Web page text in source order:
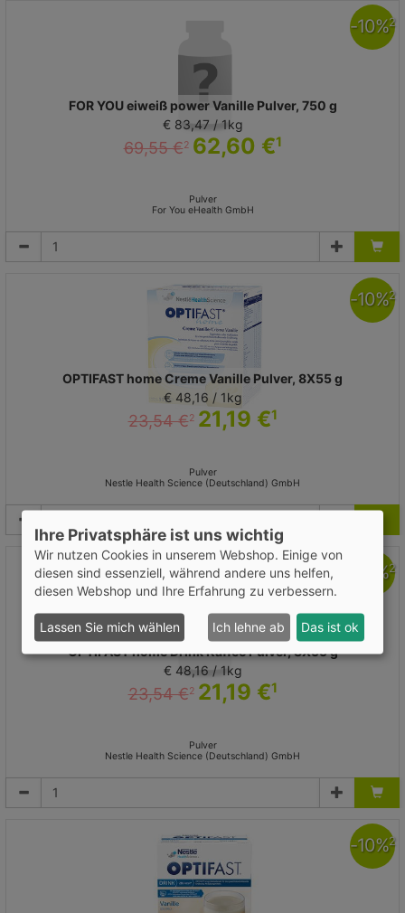
FOR YOU eiweiß power Vanille Pulver, 750 g
€ 83,47 / 1kg
69,55 €2 62,60 €1
Pulver
For You eHealth GmbH
-10%2
OPTIFAST home Creme Vanille Pulver, 8X55 g
€ 48,16 / 1kg
23,54 €2 21,19 €1
Pulver
Nestle Health Science (Deutschland) GmbH
-10%2
OPTIFAST home Drink Kaffee Pulver, 8X55 g
€ 48,16 / 1kg
23,54 €2 21,19 €1
Pulver
Nestle Health Science (Deutschland) GmbH
%2
-10%2
Ihre Privatsphäre ist uns wichtig
Wir nutzen Cookies in unserem Webshop. Einige von
diesen sind essenziell, während andere uns helfen,
diesen Webshop und Ihre Erfahrung zu verbessern.
Lassen Sie mich wählen Ich lehne ab Das ist ok